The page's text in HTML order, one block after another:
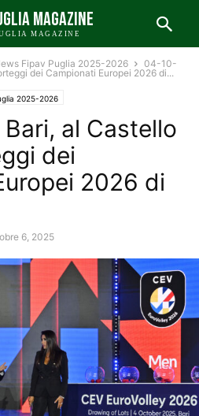
MAGAZINE
MAGAZINE
Fipav Puglia 2025-2026
04-10-
dei Campionati Europei 2026 di...
2025-2026
al Castello
dei
2026 di
6, 2025